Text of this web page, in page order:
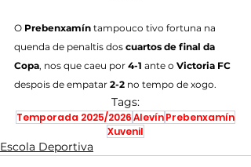
O Prebenxamín tampouco tivo fortuna na
quenda de penaltis dos cuartos de final da
Copa, nos que caeu por 4-1 ante o Victoria FC
despois de empatar 2-2 no tempo de xogo.
Tags:
Temporada 2025/2026AlevínPrebenxamín
Xuvenil
Escola Deportiva